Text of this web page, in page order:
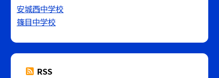
安城西中学校
篠目中学校
RSS